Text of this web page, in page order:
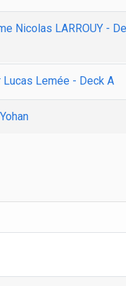
Nicolas LARROUY -
Lucas Lemée - Deck A